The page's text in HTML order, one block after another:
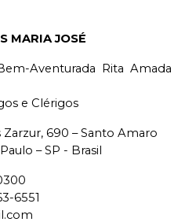
MARIA JOSÉ
Aventurada Rita Amada
e Clérigos
690 – Santo Amaro
– SP - Brasil
6551